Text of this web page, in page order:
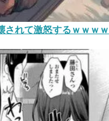
されて激怒するｗｗｗｗ